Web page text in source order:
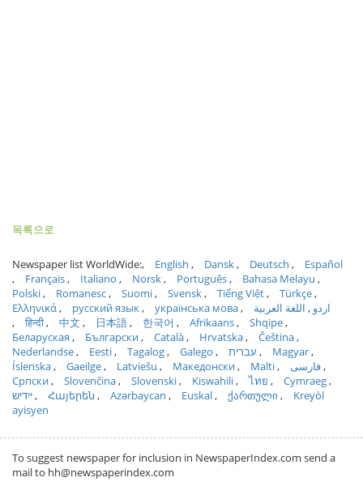
목록으로
Newspaper list WorldWide: English Dansk Deutsch
Español
Français
Italiano Norsk Português
Bahasa Melayu
Polski
Romanesc Suomi Svensk Tiếng Việt
Türkçe
Ελληνικά
русский язык українська мова اردو
اللغة العربية
हिन्दी
中文 日本語 한국어 Afrikaans
Shqipe
Беларуская
Български Català Hrvatska
Čeština
Nederlandse
Eesti Tagalog Galego עברית
Magyar
Íslenska
Gaeilge Latviešu Македонски Malti
فارسی
Српски
Slovenčina Slovenski Kiswahili ไทย
Cymraeg
ייִדיש
Հայերեն Azərbaycan Euskal ქართული
Kreyòl
ayisyen
To suggest newspaper for inclusion in NewspaperIndex.com send a
mail to hh@newspaperindex.com